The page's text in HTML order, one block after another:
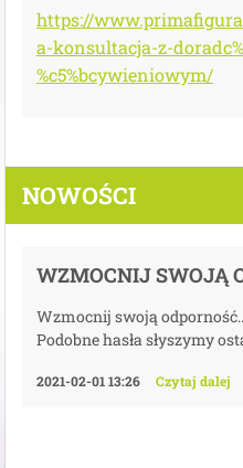
https://
a-konsultacja-z-
%c5%bcywieniowym/
NOWOŚCI
WZMOCNIJ SWOJĄ
Wzmocnij swoją
Podobne hasła słyszymy
2021-02-01 13:26 Czytaj dalej